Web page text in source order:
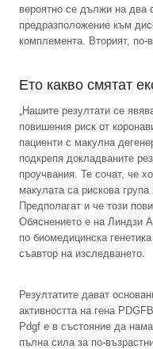
вероятно се дължи на два
предразположение към
комплемента. Вторият, по-
Ето какво смятат
„Нашите резултати се
повишения риск от
пациенти с макулна
подкрепя докладваните
проучвания. Те сочат, че
макулата са рискова група
Предполагат и че този
Обяснението е на Линдзи
по биомедицинска
съавтор на изследването.
Резултатите дават
активността на гена
Pdgf е в състояние да
пълна сила за по-